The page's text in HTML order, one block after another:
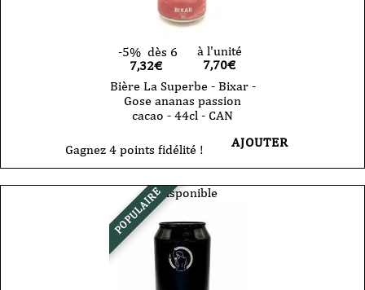
-5% dès 6
7,32€
à l'unité
7,70€
Bière La Superbe - Bixar -
Gose ananas passion
cacao - 44cl - CAN
Gagnez 4 points fidélité ! AJOUTER
POPULAIREIndisponible